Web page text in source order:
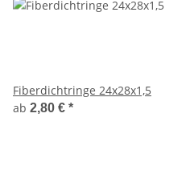
Fiberdichtringe 24x28x1,5
ab 2,80 € *